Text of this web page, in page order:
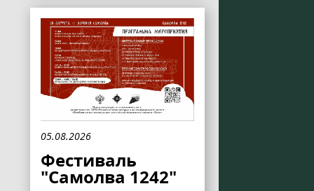
05.08.2026
Фестиваль
"Самолва 1242"